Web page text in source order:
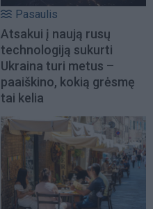
Pasaulis
Atsakui į naują rusų
technologiją sukurti
Ukraina turi metus –
paaiškino, kokią grėsmę
tai kelia